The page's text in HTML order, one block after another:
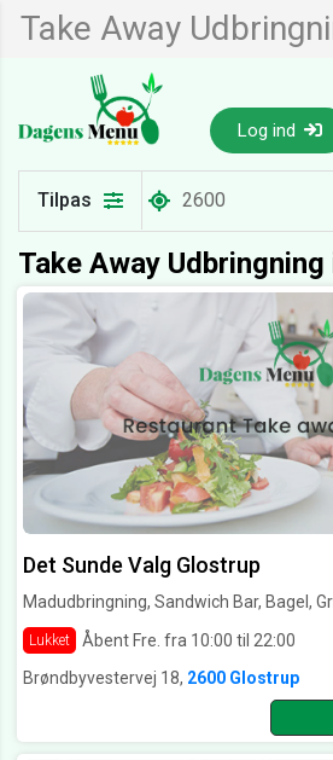
Take Away
Log ind
Tilpas
Take Away
Det Sunde Valg Glostrup
Madudbringning, Sandwich Bar, Bagel,
Lukket
Åbent Fre. fra 10:00 til 22:00
Brøndbyvestervej 18, 2600 Glostrup